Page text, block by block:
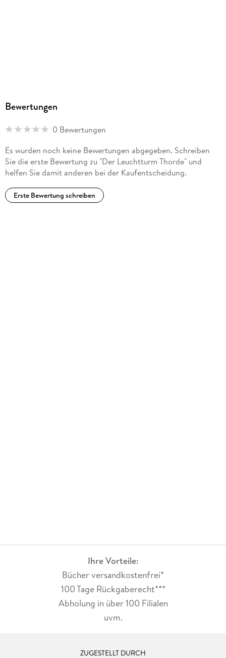
Bewertungen
0 Bewertungen
Es wurden noch keine Bewertungen abgegeben. Schreiben
Sie die erste Bewertung zu "Der Leuchtturm Thorde" und
helfen Sie damit anderen bei der Kaufentscheidung.
Erste Bewertung schreiben
Ihre Vorteile:
Bücher versandkostenfrei*
100 Tage Rückgaberecht***
Abholung in über 100 Filialen
uvm.
ZUGESTELLT DURCH